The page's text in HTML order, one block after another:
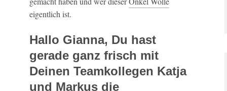
eigentlich ist.
Hallo Gianna, Du hast
gerade ganz frisch mit
Deinen Teamkollegen Katja
und Markus die